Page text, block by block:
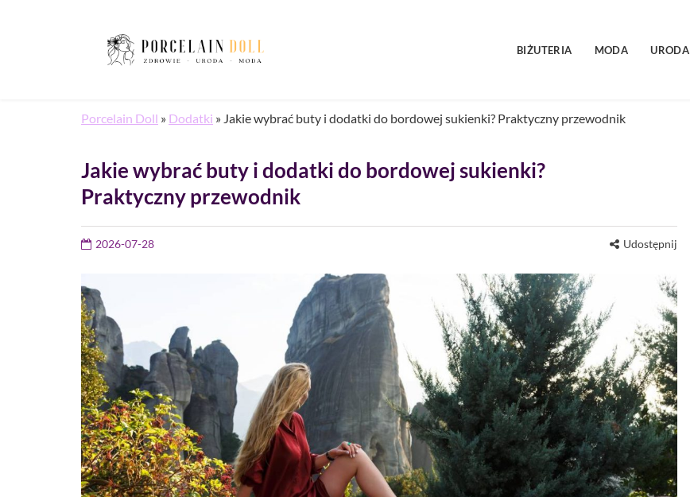
BIŻUTERIA MODA URODA
Porcelain Doll » Dodatki » Jakie wybrać buty i dodatki do bordowej sukienki? Praktyczny przewodnik
Jakie wybrać buty i dodatki do bordowej sukienki?
Praktyczny przewodnik
2026-07-28 Udostępnij